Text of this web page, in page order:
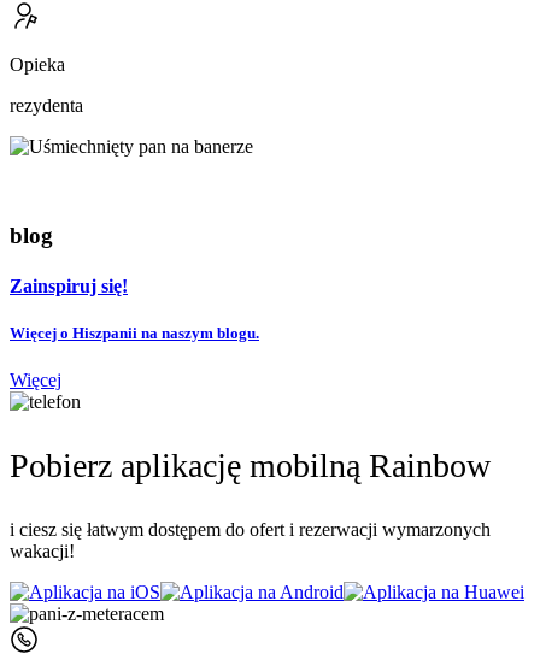
Opieka
rezydenta
blog
Zainspiruj się!
Więcej o Hiszpanii na naszym blogu.
Więcej
Pobierz aplikację mobilną Rainbow
i ciesz się łatwym dostępem do ofert i rezerwacji wymarzonych
wakacji!